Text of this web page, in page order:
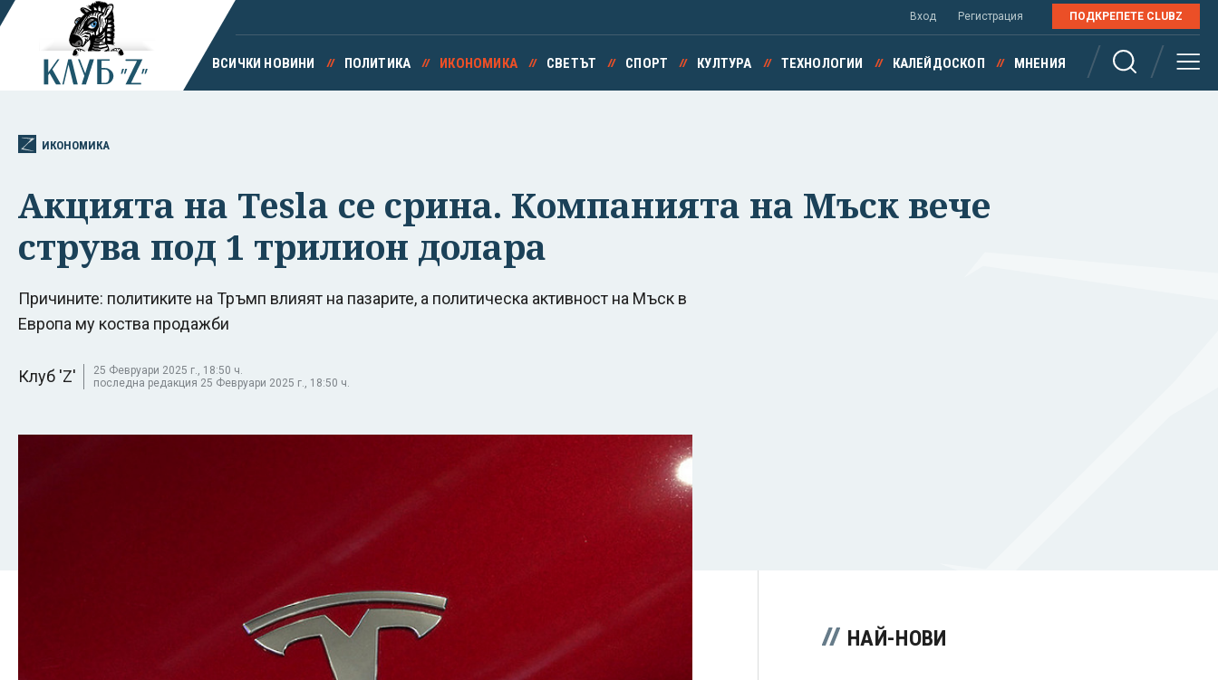
Вход Регистрация ПОДКРЕПЕТЕ CLUBZ
ВСИЧКИ НОВИНИ ПОЛИТИКА ИКОНОМИКА СВЕТЪТ СПОРТ КУЛТУРА ТЕХНОЛОГИИ КАЛЕЙДОСКОП МНЕНИЯ
ИКОНОМИКА
Акцията на Tesla се срина. Компанията на Мъск вече
струва под 1 трилион долара
Причините: политиките на Тръмп влияят на пазарите, а политическа активност на Мъск в
Европа му коства продажби
Клуб 'Z'
25 Февруари 2025 г., 18:50 ч.
последна редакция 25 Февруари 2025 г., 18:50 ч.
НАЙ-НОВИ